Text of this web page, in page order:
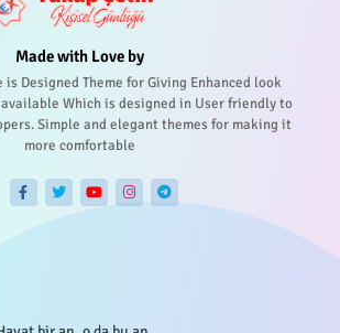
Made with Love by
is Designed Theme for Giving Enhanced look
Which is designed in User friendly to
Simple and elegant themes for making it
more comfortable